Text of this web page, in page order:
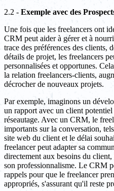
2.2 - Exemple avec des
Une fois que les freelancers ont
CRM peut aider à gérer et à
trace des préférences des clients,
détails de projet, les freelancers
personnalisées et opportunes.
la relation freelancers-clients,
décrocher de nouveaux projets.
Par exemple, imaginons un
un rapport avec un client
réseautage. Avec un CRM, le
importants sur la conversation,
site web du client et le délai
freelancer peut adapter sa
directement aux besoins du
son professionnalisme. Le CRM
rappels pour que le freelancer
appropriés, s'assurant qu'il reste